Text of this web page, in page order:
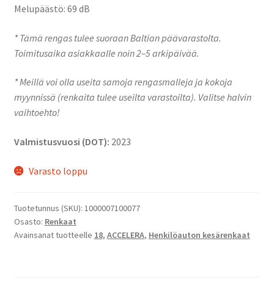
Melupäästö: 69 dB
* Tämä rengas tulee suoraan Baltian päävarastolta.
Toimitusaika asiakkaalle noin 2–5 arkipäivää.
* Meillä voi olla useita samoja rengasmalleja ja kokoja
myynnissä (renkaita tulee useilta varastoilta). Valitse halvin
vaihtoehto!
Valmistusvuosi (DOT): 2023
Varasto loppu
Tuotetunnus (SKU): 1000007100077
Osasto: Renkaat
Avainsanat tuotteelle 18, ACCELERA, Henkilöauton kesärenkaat